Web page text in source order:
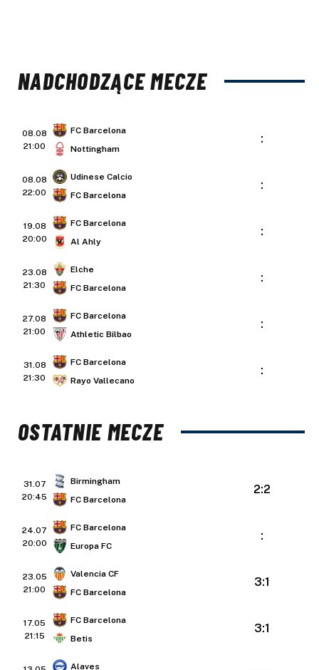
NADCHODZĄCE MECZE
08.08
21:00
FC Barcelona
Nottingham
:
08.08
22:00
Udinese Calcio
FC Barcelona
:
19.08
20:00
FC Barcelona
Al Ahly
:
23.08
21:30
Elche
FC Barcelona
:
27.08
21:00
FC Barcelona
Athletic Bilbao
:
31.08
21:30
FC Barcelona
Rayo Vallecano
:
OSTATNIE MECZE
31.07
20:45
Birmingham
FC Barcelona
2:2
24.07
20:00
FC Barcelona
Europa FC
:
23.05
21:00
Valencia CF
FC Barcelona
3:1
17.05
21:15
FC Barcelona
Betis
3:1
Alaves